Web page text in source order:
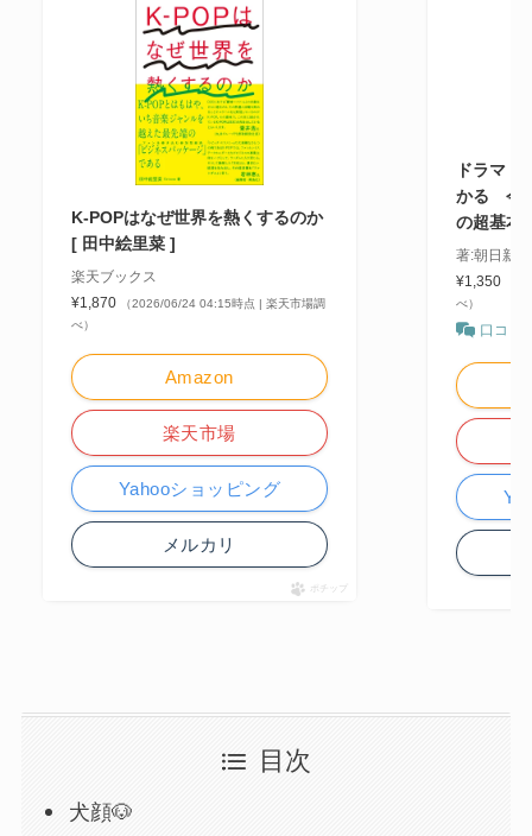
K-POPはなぜ世界を熱くするのか
[ 田中絵里菜 ]
楽天ブックス
¥1,870
（2026/06/24 04:15時点 | 楽天市場調
べ）
Amazon
楽天市場
Yahooショッピング
メルカリ
ポチップ
ドラマ・
かる 今
の超基本
著:朝日新
¥1,350
べ）
口コミ
目次
犬顔🐶